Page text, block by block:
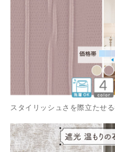
スタイリッシュさを際立たせ